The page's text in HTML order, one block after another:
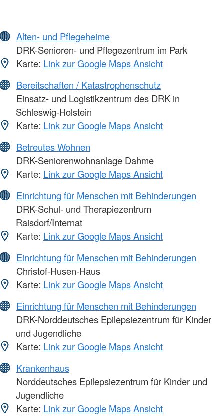
Alten- und Pflegeheime
DRK-Senioren- und Pflegezentrum im Park
Karte: Link zur Google Maps Ansicht
Bereitschaften / Katastrophenschutz
Einsatz- und Logistikzentrum des DRK in
Schleswig-Holstein
Karte: Link zur Google Maps Ansicht
Betreutes Wohnen
DRK-Seniorenwohnanlage Dahme
Karte: Link zur Google Maps Ansicht
Einrichtung für Menschen mit Behinderungen
DRK-Schul- und Therapiezentrum
Raisdorf/Internat
Karte: Link zur Google Maps Ansicht
Einrichtung für Menschen mit Behinderungen
Christof-Husen-Haus
Karte: Link zur Google Maps Ansicht
Einrichtung für Menschen mit Behinderungen
DRK-Norddeutsches Epilepsiezentrum für Kinder
und Jugendliche
Karte: Link zur Google Maps Ansicht
Krankenhaus
Norddeutsches Epilepsiezentrum für Kinder und
Jugendliche
Karte: Link zur Google Maps Ansicht